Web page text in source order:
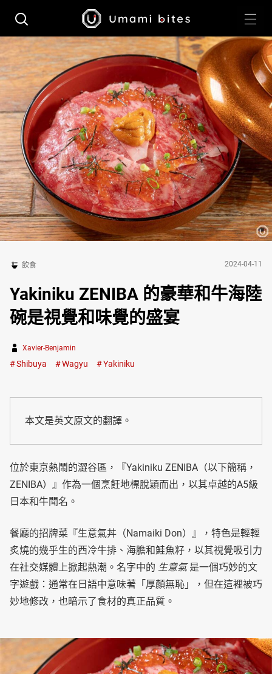
飲食 2024-04-11
Yakiniku ZENIBA 的豪華和牛海陸
碗是視覺和味覺的盛宴
Xavier-Benjamin
Shibuya Wagyu Yakiniku
本文是英文原文的翻譯。
位於東京熱鬧的澀谷區，『Yakiniku ZENIBA（以下簡稱，
ZENIBA）』作為一個烹飪地標脫穎而出，以其卓越的A5級
日本和牛聞名。
餐廳的招牌菜『生意氣丼（Namaiki Don）』，特色是輕輕
炙燒的幾乎生的西冷牛排、海膽和鮭魚籽，以其視覺吸引力
在社交媒體上掀起熱潮。名字中的 生意氣是一個巧妙的文
字遊戲：通常在日語中意味著「厚顏無恥」，但在這裡被巧
妙地修改，也暗示了食材的真正品質。